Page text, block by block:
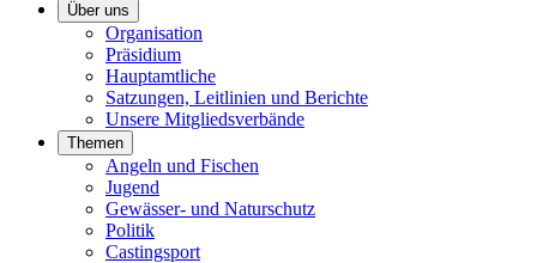
Über uns
Organisation
Präsidium
Hauptamtliche
Satzungen, Leitlinien und Berichte
Unsere Mitgliedsverbände
Themen
Angeln und Fischen
Jugend
Gewässer- und Naturschutz
Politik
Castingsport